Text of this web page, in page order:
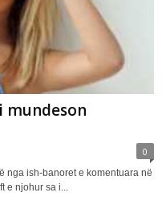
mundeson
0
nga ish-banoret e komentuara në
e njohur sa i...